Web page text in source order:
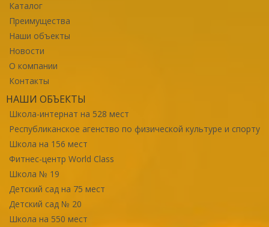
Каталог
Преимущества
Наши объекты
Новости
О компании
Контакты
НАШИ ОБЪЕКТЫ
Школа-интернат на 528 мест
Республиканское агенство по физической культуре и спорту
Школа на 156 мест
Фитнес-центр World Class
Школа № 19
Детский сад на 75 мест
Детский сад № 20
Школа на 550 мест